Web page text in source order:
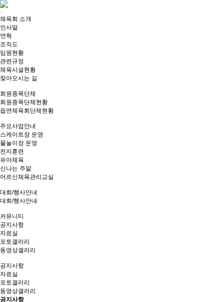
Toggle
navigation
체육회 소개
인사말
연혁
조직도
임원현황
관련규정
체육시설현황
찾아오시는 길
회원종목단체
회원종목단체현황
읍면체육회단체현황
주요사업안내
스케이트장 운영
물놀이장 운영
전지훈련
유아체육
신나는 주말
어르신체육관리교실
대회/행사안내
대회/행사안내
커뮤니티
공지사항
자료실
포토갤러리
동영상갤러리
공지사항
자료실
포토갤러리
동영상갤러리
공지사항